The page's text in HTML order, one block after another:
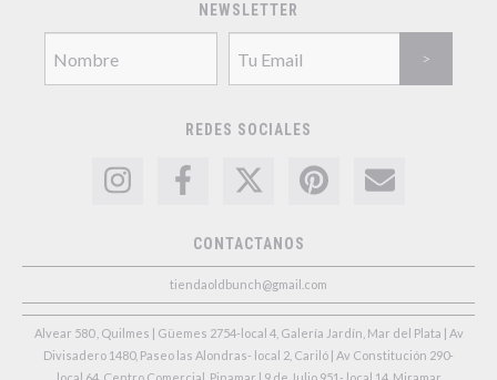
NEWSLETTER
REDES SOCIALES
CONTACTANOS
tiendaoldbunch@gmail.com
Alvear 580 , Quilmes | Güemes 2754-local 4, Galería Jardín, Mar del Plata | Av
Divisadero 1480, Paseo las Alondras- local 2, Cariló | Av Constitución 290-
local 64, Centro Comercial, Pinamar | 9 de Julio 951- local 14, Miramar